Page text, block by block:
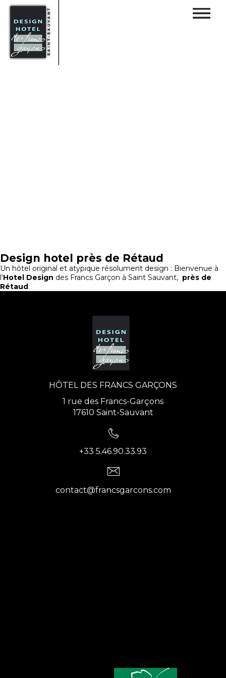
Design hotel près de Rétaud
Un hôtel original et atypique résolument design : Bienvenue à
l'Hotel Design des Francs Garçon à Saint Sauvant, près de
Rétaud
HÔTEL DES FRANCS GARÇONS
1 rue des Francs-Garçons
17610 Saint-Sauvant
+33 5.46.90.33.93
contact@francsgarcons.com